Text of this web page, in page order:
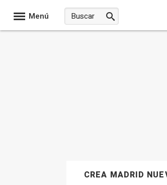
Menú
CREA MADRID